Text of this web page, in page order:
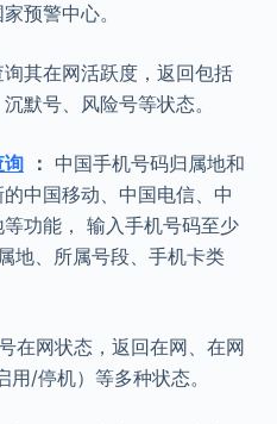
预警中心。
询其在网活跃度，返回包括
默号、风险号等状态。
询 ： 中国手机号码归属地和
中国移动、中国电信、中
功能， 输入手机号码至少
地、所属号段、手机卡类
在网状态，返回在网、在网
/停机）等多种状态。